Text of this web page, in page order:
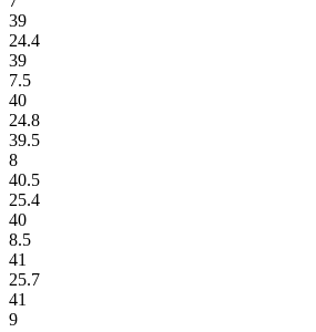
39
24.4
39
7.5
40
24.8
39.5
8
40.5
25.4
40
8.5
41
25.7
41
9